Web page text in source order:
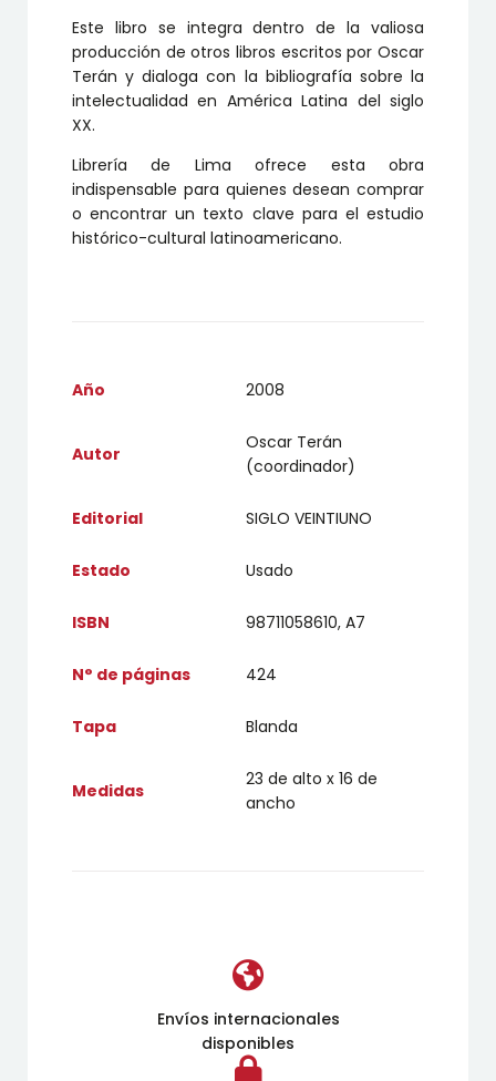
Este libro se integra dentro de la valiosa
producción de otros libros escritos por Oscar
Terán y dialoga con la bibliografía sobre la
intelectualidad en América Latina del siglo
XX.
Librería de Lima ofrece esta obra
indispensable para quienes desean comprar
o encontrar un texto clave para el estudio
histórico-cultural latinoamericano.
Año 2008
Autor
Oscar Terán
(coordinador)
Editorial SIGLO VEINTIUNO
Estado Usado
ISBN 98711058610, A7
N° de páginas 424
Tapa Blanda
Medidas
23 de alto x 16 de
ancho
Envíos internacionales
disponibles